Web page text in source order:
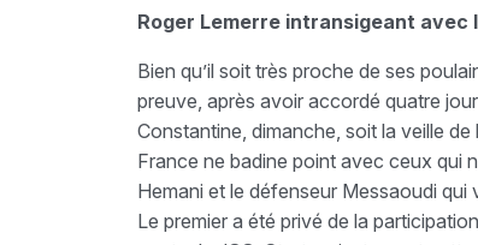
Roger Lemerre intransigeant avec
Bien qu’il soit très proche de ses
preuve, après avoir accordé quatre
Constantine, dimanche, soit la veille de
France ne badine point avec ceux qui
Hemani et le défenseur Messaoudi
Le premier a été privé de la